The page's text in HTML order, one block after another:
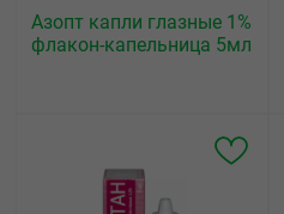
Азопт капли глазные 1%
флакон-капельница 5мл